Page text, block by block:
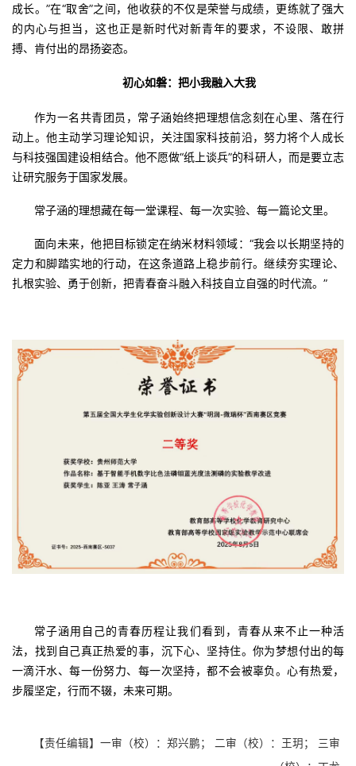
成长。”在“取舍”之间，他收获的不仅是荣誉与成绩，更练就了强大
的内心与担当，这也正是新时代对新青年的要求，不设限、敢拼
搏、肯付出的昂扬姿态。
初心如磐：把小我融入大我
作为一名共青团员，常子涵始终把理想信念刻在心里、落在行
动上。他主动学习理论知识，关注国家科技前沿，努力将个人成长
与科技强国建设相结合。他不愿做“纸上谈兵”的科研人，而是要立志
让研究服务于国家发展。
常子涵的理想藏在每一堂课程、每一次实验、每一篇论文里。
面向未来，他把目标锁定在纳米材料领域：“我会以长期坚持的
定力和脚踏实地的行动，在这条道路上稳步前行。继续夯实理论、
扎根实验、勇于创新，把青春奋斗融入科技自立自强的时代流。”
常子涵用自己的青春历程让我们看到，青春从来不止一种活
法，找到自己真正热爱的事，沉下心、坚持住。你为梦想付出的每
一滴汗水、每一份努力、每一次坚持，都不会被辜负。心有热爱，
步履坚定，行而不辍，未来可期。
【责任编辑】一审（校）：郑兴鹏； 二审（校）：王玥； 三审